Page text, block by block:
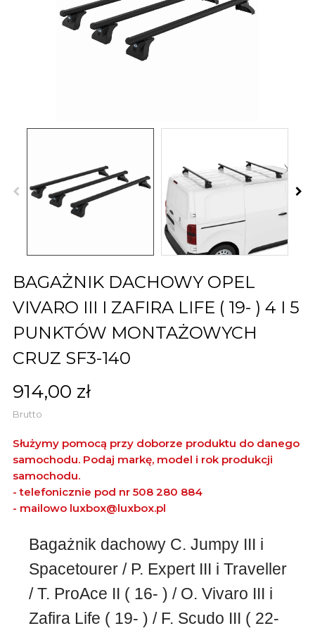
BAGAŻNIK DACHOWY OPEL
VIVARO III I ZAFIRA LIFE ( 19- ) 4 I 5
PUNKTÓW MONTAŻOWYCH
CRUZ SF3-140
914,00 zł
Brutto
Służymy pomocą przy doborze produktu do danego
samochodu. Podaj markę, model i rok produkcji
samochodu.
- telefonicznie pod nr 508 280 884
- mailowo luxbox@luxbox.pl
Bagażnik dachowy C. Jumpy III i
Spacetourer / P. Expert III i Traveller
/ T. ProAce II ( 16- ) / O. Vivaro III i
Zafira Life ( 19- ) / F. Scudo III ( 22-